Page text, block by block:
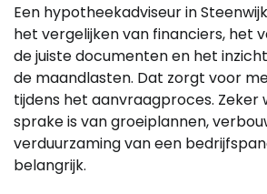
Een hypotheekadviseur in
het vergelijken van financiers, het
de juiste documenten en het
de maandlasten. Dat zorgt voor
tijdens het aanvraagproces. Zeker
sprake is van groeiplannen,
verduurzaming van een
belangrijk.